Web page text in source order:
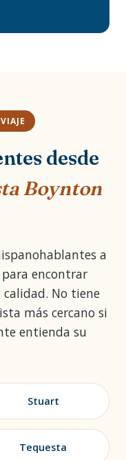
desde
Boynton
a
encontrar
No tiene
más cercano si
entienda su
Stuart
Tequesta